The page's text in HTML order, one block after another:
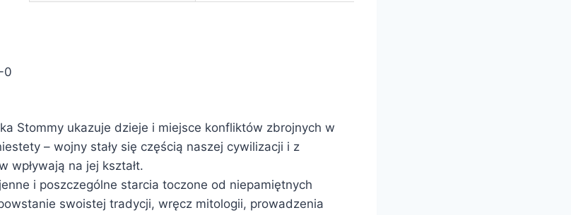
0
Stommy ukazuje dzieje i miejsce konfliktów zbrojnych w
– wojny stały się częścią naszej cywilizacji i z
wpływają na jej kształt.
i poszczególne starcia toczone od niepamiętnych
swoistej tradycji, wręcz mitologii, prowadzenia